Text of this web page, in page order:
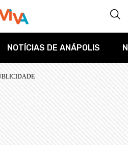
NOTÍCIAS DE ANÁPOLIS